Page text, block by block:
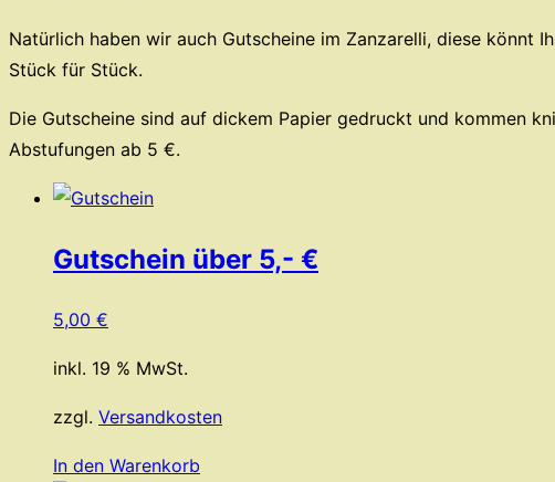
Natürlich haben wir auch Gutscheine im Zanzarelli, diese könnt
Stück für Stück.
Die Gutscheine sind auf dickem Papier gedruckt und kommen
Abstufungen ab 5 €.
Gutschein über 5,- €
5,00 €
inkl. 19 % MwSt.
zzgl. Versandkosten
In den Warenkorb